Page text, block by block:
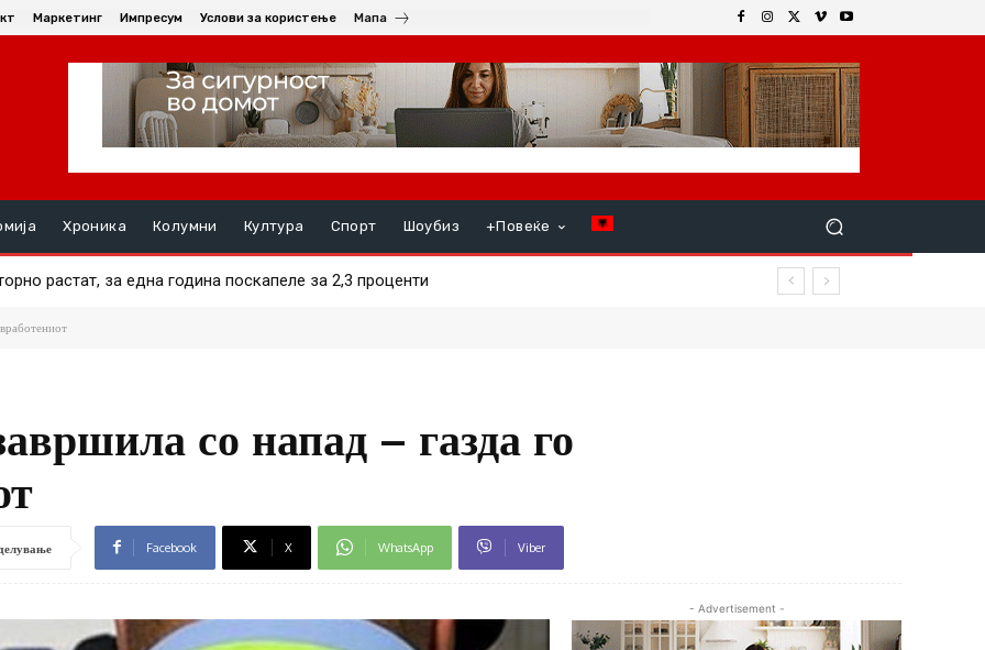
Маркетинг Импресум Услови за користење Мапа
Хроника Колумни Култура Спорт Шоубиз +Повеќе
растат, за една година поскапеле за 2,3 проценти
нови избори за градоначалник во Брвеница
со напад – газда го
Facebook X WhatsApp Viber
- Advertisement -